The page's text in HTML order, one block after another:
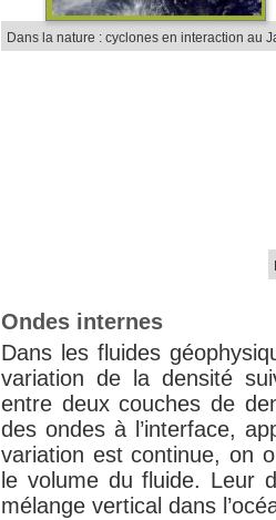
Dans la nature : cyclones en interaction au
Ondes internes
Dans les fluides
variation de la densité
entre deux couches de
des ondes à l’interface,
variation est continue, on
le volume du fluide. Leur
mélange vertical dans